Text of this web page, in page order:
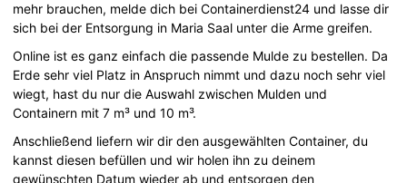
mehr brauchen, melde dich bei Containerdienst24 und lasse dir
sich bei der Entsorgung in Maria Saal unter die Arme greifen.
Online ist es ganz einfach die passende Mulde zu bestellen. Da
Erde sehr viel Platz in Anspruch nimmt und dazu noch sehr viel
wiegt, hast du nur die Auswahl zwischen Mulden und
Containern mit 7 m³ und 10 m³.
Anschließend liefern wir dir den ausgewählten Container, du
kannst diesen befüllen und wir holen ihn zu deinem
gewünschten Datum wieder ab und entsorgen den